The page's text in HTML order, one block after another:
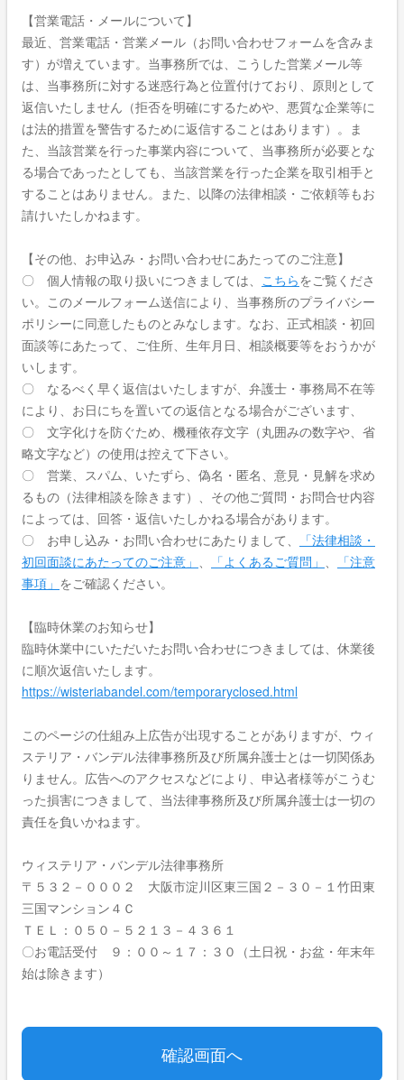
【営業電話・メールについて】
最近、営業電話・営業メール（お問い合わせフォームを含みま
す）が増えています。当事務所では、こうした営業メール等
は、当事務所に対する迷惑行為と位置付けており、原則として
返信いたしません（拒否を明確にするためや、悪質な企業等に
は法的措置を警告するために返信することはあります）。ま
た、当該営業を行った事業内容について、当事務所が必要とな
る場合であったとしても、当該営業を行った企業を取引相手と
することはありません。また、以降の法律相談・ご依頼等もお
請けいたしかねます。
【その他、お申込み・お問い合わせにあたってのご注意】
〇 個人情報の取り扱いにつきましては、 こちらをご覧くださ
い。このメールフォーム送信により、当事務所のプライバシー
ポリシーに同意したものとみなします。なお、正式相談・初回
面談等にあたって、ご住所、生年月日、相談概要等をおうかが
いします。
〇 なるべく早く返信はいたしますが、弁護士・事務局不在等
により、お日にちを置いての返信となる場合がございます、
〇 文字化けを防ぐため、機種依存文字（丸囲みの数字や、省
略文字など）の使用は控えて下さい。
〇 営業、スパム、いたずら、偽名・匿名、意見・見解を求め
るもの（法律相談を除きます）、その他ご質問・お問合せ内容
によっては、回答・返信いたしかねる場合があります。
〇 お申し込み・お問い合わせにあたりまして、
「法律相談・
初回面談にあたってのご注意」
「よくあるご質問」
「注意
事項」 をご確認ください。
【臨時休業のお知らせ】
臨時休業中にいただいたお問い合わせにつきましては、休業後
に順次返信いたします。
https://wisteriabandel.com/temporaryclosed.html
このページの仕組み上広告が出現することがありますが、ウィ
ステリア・バンデル法律事務所及び所属弁護士とは一切関係あ
りません。広告へのアクセスなどにより、申込者様等がこうむ
った損害につきまして、当法律事務所及び所属弁護士は一切の
責任を負いかねます。
ウィステリア・バンデル法律事務所
〒５３２－０００２ 大阪市淀川区東三国２－３０－１竹田東
三国マンション４Ｃ
ＴＥＬ：０５０－５２１３－４３６１
〇お電話受付 ９：００～１７：３０（土日祝・お盆・年末年
始は除きます）